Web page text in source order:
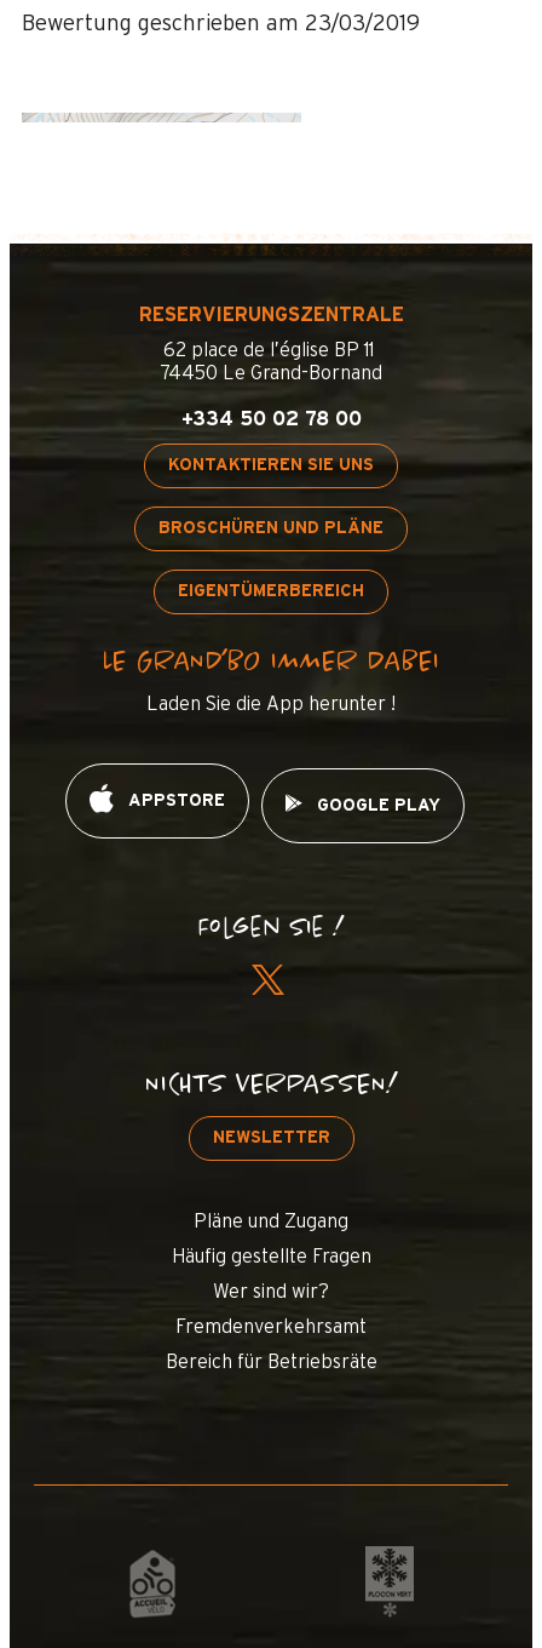
ROCHES
OpenStreetMap Streets
Satellite
Bewertung geschrieben am 23/03/2019
RESERVIERUNGSZENTRALE
62 place de l’église BP 11
74450 Le Grand-Bornand
+334 50 02 78 00
KONTAKTIEREN SIE UNS
BROSCHÜREN UND PLÄNE
EIGENTÜMERBEREICH
LE GRAND’BO IMMER DABEI
Laden Sie die App herunter !
APPSTORE GOOGLE PLAY
Folgen Sie !
NICHTS VERPASSEN!
NEWSLETTER
Pläne und Zugang
Häufig gestellte Fragen
Wer sind wir?
Fremdenverkehrsamt
Bereich für Betriebsräte